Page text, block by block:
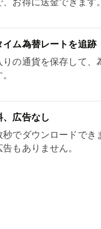
イム為替レートを追跡
りの通貨を保存して、
、広告なし
秒でダウンロードでき
もありません。